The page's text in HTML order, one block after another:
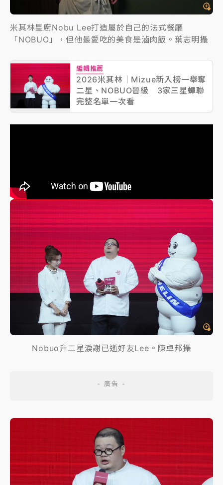
米其林星廚Nobu Lee打造屬於自己的法式餐廳
「NOBUO」，但他最愛吃的美食是滷肉飯。葉志明攝
編輯推薦
2026米其林｜Mizue新入榜一舉奪
二星、NOBUO晉級 3家三星蟬聯
完整名單一次看
Nobuo升二星淚謝已逝好友Lee。陳卓邦攝